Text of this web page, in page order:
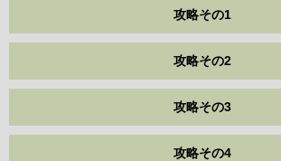
攻略その1
攻略その2
攻略その3
攻略その4